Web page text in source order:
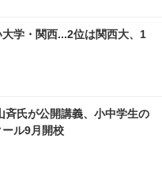
学・関西...2位は関西大、1
斉氏が公開講義、小中学生の
ル9月開校